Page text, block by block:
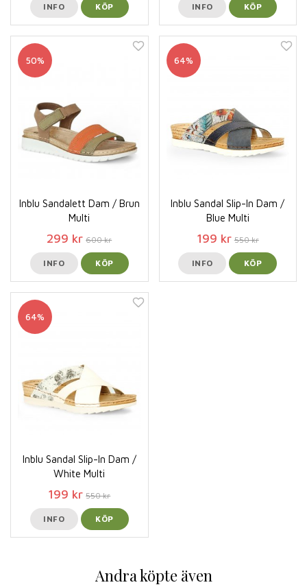
INFO KÖP INFO KÖP
50%
Inblu Sandalett Dam / Brun
Multi
299 kr 600 kr
INFO KÖP
64%
Inblu Sandal Slip-In Dam /
Blue Multi
199 kr 550 kr
INFO KÖP
64%
Inblu Sandal Slip-In Dam /
White Multi
199 kr 550 kr
INFO KÖP
Andra köpte även